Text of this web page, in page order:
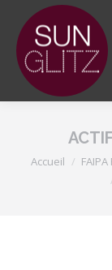
Vous êtes ici :
Accueil